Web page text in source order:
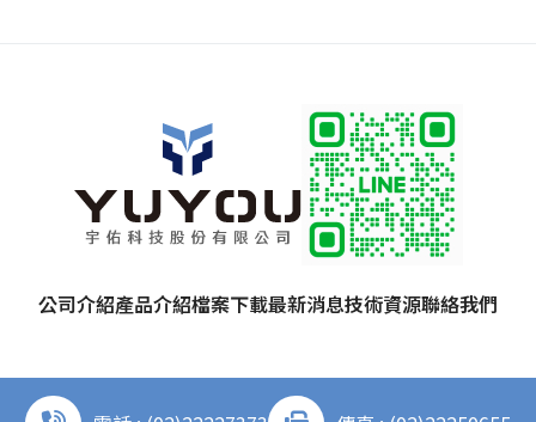
公司介紹產品介紹檔案下載最新消息技術資源聯絡我們